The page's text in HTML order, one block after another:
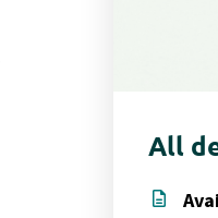
All
description